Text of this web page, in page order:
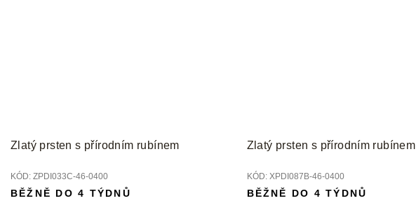
Zlatý prsten s přírodním rubínem
KÓD: ZPDI033C-46-0400
BĚŽNĚ DO 4 TÝDNŮ
Zlatý prsten s přírodním rubínem
KÓD: XPDI087B-46-0400
BĚŽNĚ DO 4 TÝDNŮ